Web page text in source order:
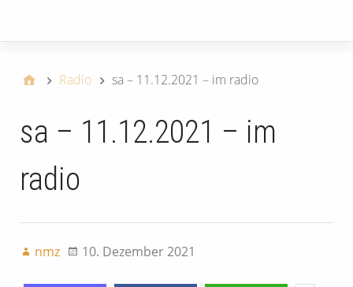
Radio sa – 11.12.2021 – im radio
sa – 11.12.2021 – im
radio
nmz 10. Dezember 2021